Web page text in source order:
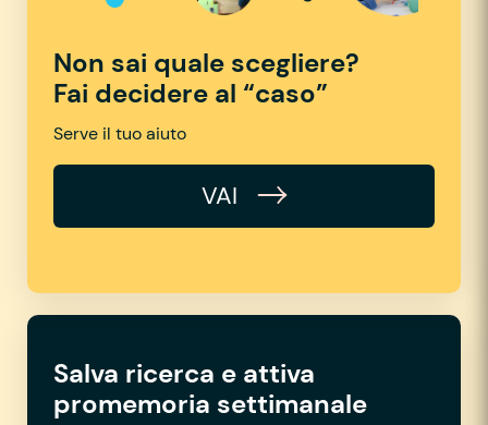
Non sai quale scegliere?
Fai decidere al “caso”
Serve il tuo aiuto
VAI
Salva ricerca e attiva
promemoria settimanale